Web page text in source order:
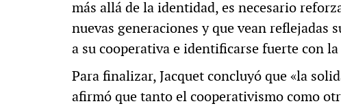
más allá de la identidad, es necesario
nuevas generaciones y que vean reflejadas
a su cooperativa e identificarse fuerte con
Para finalizar, Jacquet concluyó que «la
afirmó que tanto el cooperativismo como